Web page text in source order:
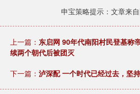
申宝策略提示：文章来
上一篇： 东启网 90年代南阳村民登基称
续两个朝代后被团灭
下一篇： 泸深配 一个时代已经过去，坚